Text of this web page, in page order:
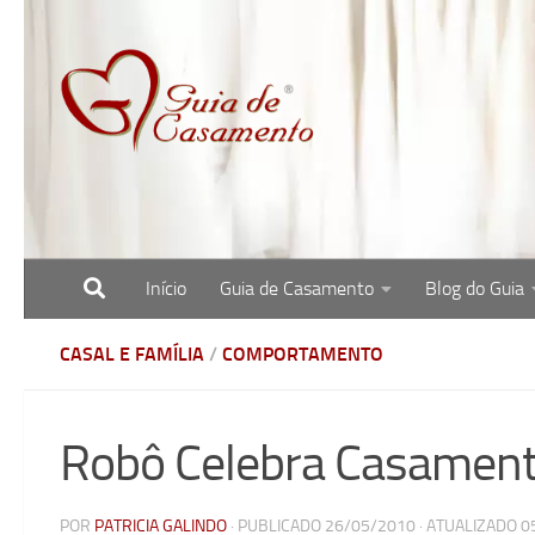
Site com o melhor para noivas, noivos e
Início Guia de Casamento Blog do Guia
CASAL E FAMÍLIA / COMPORTAMENTO
Robô Celebra
POR PATRICIA GALINDO · PUBLICADO 26/05/2010 · ATUALIZADO